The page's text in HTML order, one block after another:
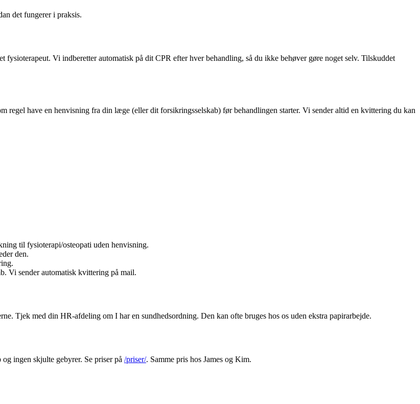
det fungerer i praksis.
Vi indberetter automatisk på dit CPR efter hver behandling, så du ikke behøver gøre noget selv. Tilskuddet
regel have en henvisning fra din læge (eller dit forsikringsselskab) før behandlingen starter. Vi sender altid en kvittering du kan
til fysioterapi/osteopati uden henvisning.
den.
Vi sender automatisk kvittering på mail.
Tjek med din HR-afdeling om I har en sundhedsordning. Den kan ofte bruges hos os uden ekstra papirarbejde.
ingen skjulte gebyrer. Se priser på /priser/. Samme pris hos James og Kim.